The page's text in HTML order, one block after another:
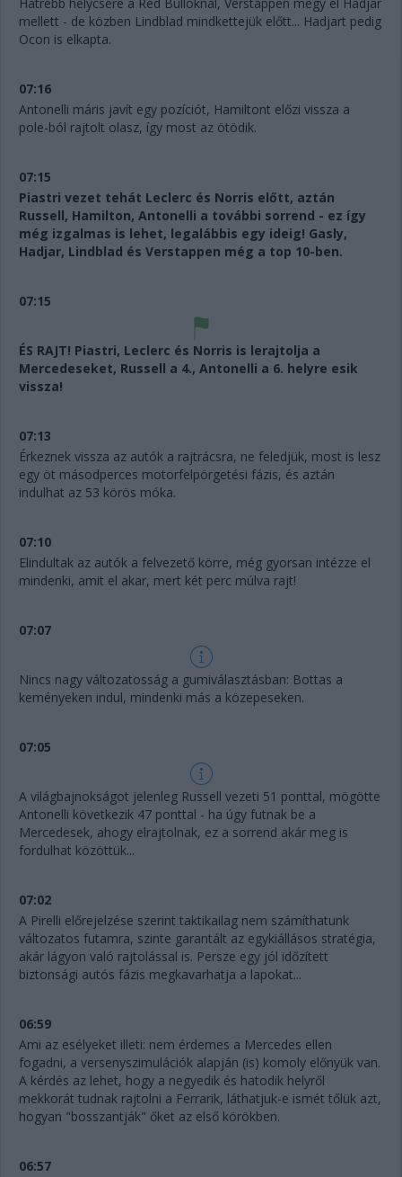
mellett - de közben Lindblad mindkettejük előtt... Hadjart pedig
Ocon is elkapta.
07:16
Antonelli máris javít egy pozíciót, Hamiltont előzi vissza a
pole-ból rajtolt olasz, így most az ötödik.
07:15
Piastri vezet tehát Leclerc és Norris előtt, aztán
Russell, Hamilton, Antonelli a további sorrend - ez így
még izgalmas is lehet, legalábbis egy ideig! Gasly,
Hadjar, Lindblad és Verstappen még a top 10-ben.
07:15
ÉS RAJT! Piastri, Leclerc és Norris is lerajtolja a
Mercedeseket, Russell a 4., Antonelli a 6. helyre esik
vissza!
07:13
Érkeznek vissza az autók a rajtrácsra, ne feledjük, most is lesz
egy öt másodperces motorfelpörgetési fázis, és aztán
indulhat az 53 körös móka.
07:10
Elindultak az autók a felvezető körre, még gyorsan intézze el
mindenki, amit el akar, mert két perc múlva rajt!
07:07
Nincs nagy változatosság a gumiválasztásban: Bottas a
keményeken indul, mindenki más a közepeseken.
07:05
A világbajnokságot jelenleg Russell vezeti 51 ponttal, mögötte
Antonelli következik 47 ponttal - ha úgy futnak be a
Mercedesek, ahogy elrajtolnak, ez a sorrend akár meg is
fordulhat közöttük...
07:02
A Pirelli előrejelzése szerint taktikailag nem számíthatunk
változatos futamra, szinte garantált az egykiállásos stratégia,
akár lágyon való rajtolással is. Persze egy jól időzített
biztonsági autós fázis megkavarhatja a lapokat...
06:59
Ami az esélyeket illeti: nem érdemes a Mercedes ellen
fogadni, a versenyszimulációk alapján (is) komoly előnyük van.
A kérdés az lehet, hogy a negyedik és hatodik helyről
mekkorát tudnak rajtolni a Ferrarik, láthatjuk-e ismét tőlük azt,
hogyan "bosszantják" őket az első körökben.
06:57